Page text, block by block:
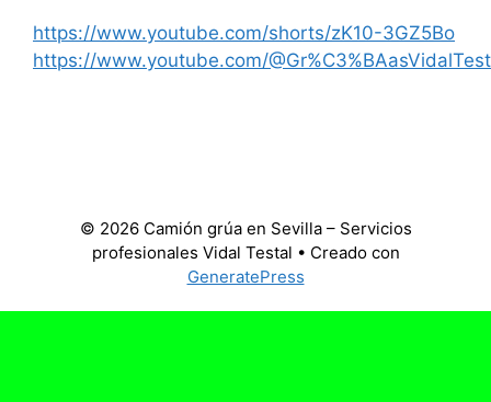
https://www.youtube.com/shorts/zK10-3GZ5Bo
https://www.youtube.com/
© 2026 Camión grúa en Sevilla – Servicios
profesionales Vidal Testal • Creado con
GeneratePress